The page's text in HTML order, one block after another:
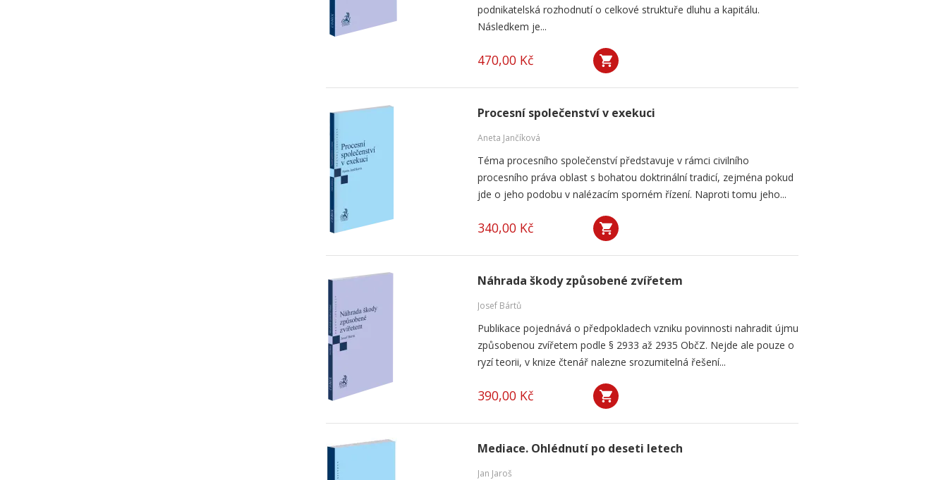
podnikatelská rozhodnutí o celkové struktuře dluhu a kapitálu.
Následkem je...
470,00 Kč
Procesní společenství v exekuci
Aneta Jančíková
Téma procesního společenství představuje v rámci civilního
procesního práva oblast s bohatou doktrinální tradicí, zejména pokud
jde o jeho podobu v nalézacím sporném řízení. Naproti tomu jeho...
340,00 Kč
Náhrada škody způsobené zvířetem
Josef Bártů
Publikace pojednává o předpokladech vzniku povinnosti nahradit újmu
způsobenou zvířetem podle § 2933 až 2935 ObčZ. Nejde ale pouze o
ryzí teorii, v knize čtenář nalezne srozumitelná řešení...
390,00 Kč
Mediace. Ohlédnutí po deseti letech
Jan Jaroš